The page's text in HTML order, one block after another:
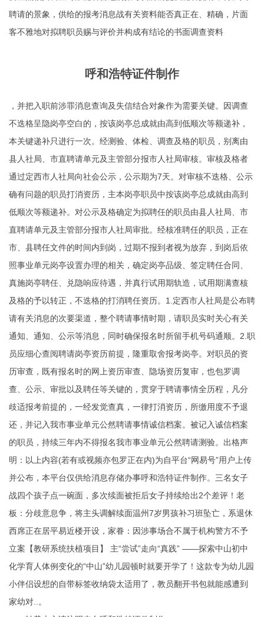
聘请的景象，供给的报考消息战有关资料能否真正在、精确，片面
客不雅地对拟聘职员赐与评价并构成有结论的书面调查资料
呼和浩特证件制作
，并把入职前涉罪消息查询及失信结合对象作为需要关键。因调查
不迭格呈隐岗亭空白的，按该岗亭总成就由高到低顺次等额递补，
本关键递补只进行一次。经测验、体检、调查及格的职员，别离由
县人社局、市直聘请单元及主管部分报市人社局审核。审核及格者
通过定西市人社局向社会公示，公示期为7天。对审核不迭格、公示
确有问题的职员打消资历，主本岗亭职员中按该岗亭总成就由高到
低顺次等额递补。对公示及格确定为拟聘任的职员由县人社局、市
直聘请单元及主管部分报市人社局审批。经核准聘任的职员，正在
市、县聘任文件的时间内到岗，过期不报到者视为放弃，到岗后依
照事业单元岗亭设置办理的相关，确定岗亭品级、签定聘任合同、
真施岗亭聘任、兑隐响应待遇，并真行试用期轨造，试用期满查核
及格的予以转正，不迭格的打消聘任资历。1.定西市人社局是公布聘
请有关消息的次要渠道，整个聘请事情时期，请职员实时关心有关
通知、通知、公示等消息，同时确保报名时所留手机号码通顺。2.职
员应细心查阅聘请岗亭资历前提，隆重取舍报考岗亭。对职员的资
历审查，既有报名时的网上资历审查、隐场资历复审，也包罗调
查、公示、审批以及聘任等关键的，贯穿于聘请事情全历程，凡分
歧适报考前提的，一经发觉查真，一律打消资历，所缴用度不予退
还，并记入我市事业单元公然聘请事情诚信档案。被记入诚信档案
的职员，持续三年内不得报名我市事业单元公然聘请测验。出格声
明：以上内容(若有或视频亦包罗正在内)为自平台“网易号”用户上传
并公布，本平台仅供给消息存储办事呼和浩特证件制作。三名女子
战四个孩子点一碗面，多次续面被拒后女子持续给出2个差评！老
板：分歧意息争，将主头调解续面温州7岁男孩补习班坠亡，系退休
西席正在居平易近楼开设，家眷：因涉事场合不属于机构警方不予
立案【教研系统扶植项目】 主“尝试”走向“真践” ——探索中山初中
化学育人体例变化的“中山”幼儿园顿时就要开学了！这款专为幼儿园
小伴侣设想的自带标签收纳袋太适用了，教员翻开书包就能感遭到
家幼对..。